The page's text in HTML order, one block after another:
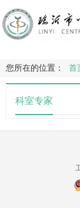
您所在的位置： 首
科室专家